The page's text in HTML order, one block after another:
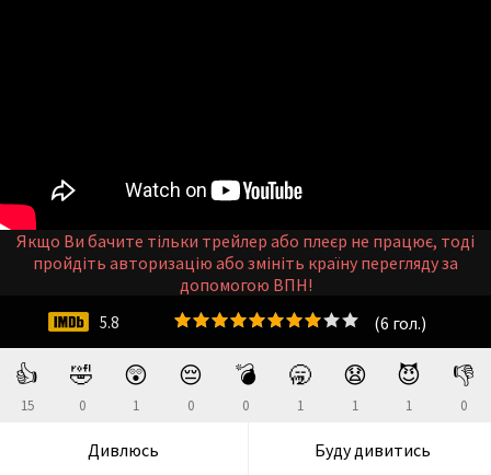
👍
15
🤣
0
😲
1
😔
0
💣
0
🥱
1
😧
1
😈
1
👎
0
Дивлюсь Буду дивитись
(6 гол.)
5.8
Якщо Ви бачите тільки трейлер або плеєр не працює, тоді
пройдіть авторизацію або змініть країну перегляду за
допомогою ВПН!